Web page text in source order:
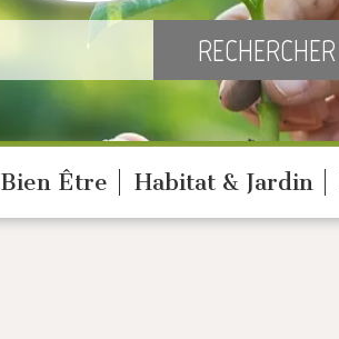
Bien Être Habitat & Jardin